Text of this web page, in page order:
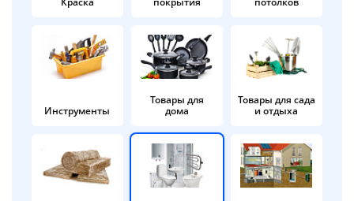
Инструменты
Товары для
дома
Товары для сада
и отдыха
в корзину
Оплачивайте сегодня только
25% картой любого банка
Получайте товар
выбранный способом